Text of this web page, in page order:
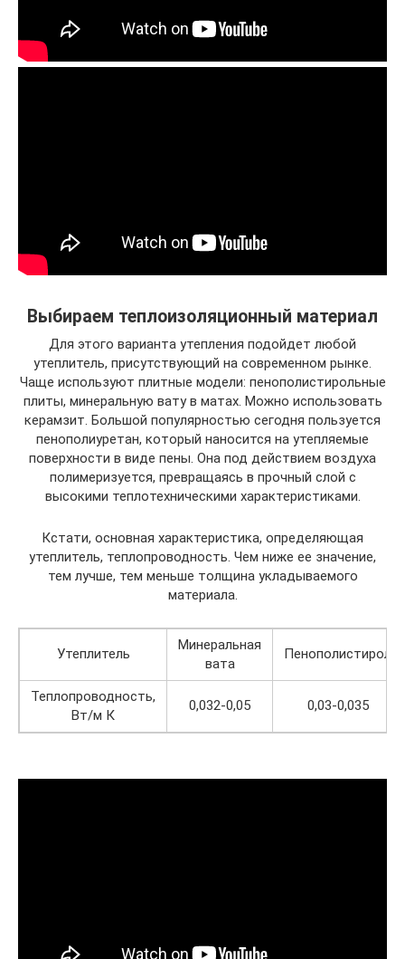
Выбираем теплоизоляционный материал
Для этого варианта утепления подойдет любой
утеплитель, присутствующий на современном рынке.
Чаще используют плитные модели: пенополистирольные
плиты, минеральную вату в матах. Можно использовать
керамзит. Большой популярностью сегодня пользуется
пенополиуретан, который наносится на утепляемые
поверхности в виде пены. Она под действием воздуха
полимеризуется, превращаясь в прочный слой с
высокими теплотехническими характеристиками.
Кстати, основная характеристика, определяющая
утеплитель, теплопроводность. Чем ниже ее значение,
тем лучше, тем меньше толщина укладываемого
материала.
Утеплитель
Минеральная
вата
Пенополистирол
Теплопроводность,
Вт/м К
0,032-0,05 0,03-0,035